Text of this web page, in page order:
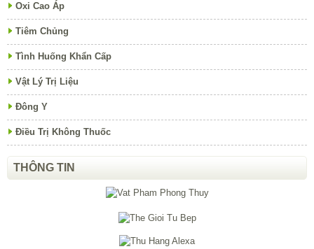
Oxi Cao Áp
Tiêm Chủng
Tình Huống Khẩn Cấp
Vật Lý Trị Liệu
Đông Y
Điều Trị Không Thuốc
THÔNG TIN